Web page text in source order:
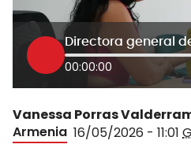
Directora general
00:00:00
Vanessa Porras
Armenia 16/05/2026 - 11:01